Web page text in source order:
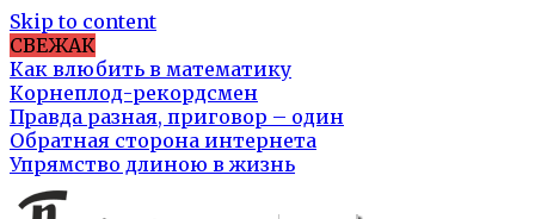
Skip to content
СВЕЖАК
Как влюбить в математику
Корнеплод-рекордсмен
Правда разная, приговор – один
Обратная сторона интернета
Упрямство длиною в жизнь